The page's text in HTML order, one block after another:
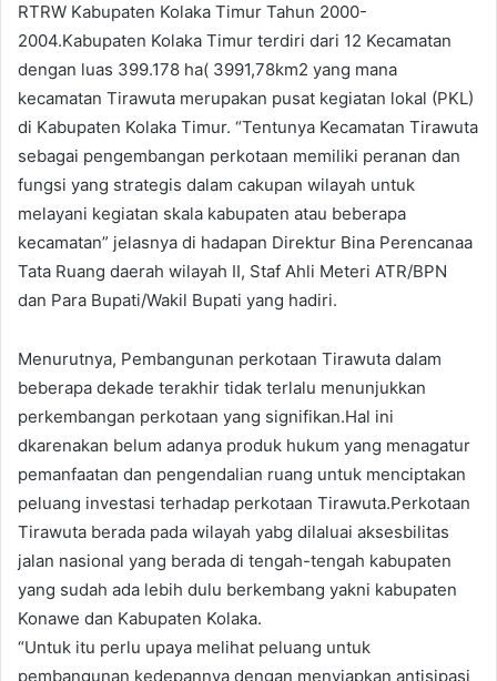
RTRW Kabupaten Kolaka Timur Tahun 2000-
2004.Kabupaten Kolaka Timur terdiri dari 12 Kecamatan
dengan luas 399.178 ha( 3991,78km2 yang mana
kecamatan Tirawuta merupakan pusat kegiatan lokal (PKL)
di Kabupaten Kolaka Timur. “Tentunya Kecamatan Tirawuta
sebagai pengembangan perkotaan memiliki peranan dan
fungsi yang strategis dalam cakupan wilayah untuk
melayani kegiatan skala kabupaten atau beberapa
kecamatan” jelasnya di hadapan Direktur Bina Perencanaa
Tata Ruang daerah wilayah II, Staf Ahli Meteri ATR/BPN
dan Para Bupati/Wakil Bupati yang hadiri.
Menurutnya, Pembangunan perkotaan Tirawuta dalam
beberapa dekade terakhir tidak terlalu menunjukkan
perkembangan perkotaan yang signifikan.Hal ini
dkarenakan belum adanya produk hukum yang menagatur
pemanfaatan dan pengendalian ruang untuk menciptakan
peluang investasi terhadap perkotaan Tirawuta.Perkotaan
Tirawuta berada pada wilayah yabg dilaluai aksesbilitas
jalan nasional yang berada di tengah-tengah kabupaten
yang sudah ada lebih dulu berkembang yakni kabupaten
Konawe dan Kabupaten Kolaka.
“Untuk itu perlu upaya melihat peluang untuk
pembangunan kedepannya dengan menyiapkan antisipasi